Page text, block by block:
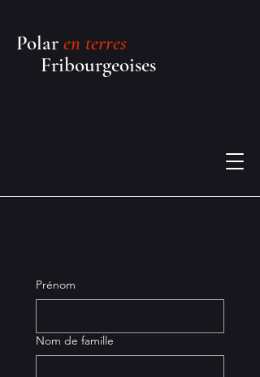
Polar en terres
Fribourgeoises
Prénom
Nom de famille